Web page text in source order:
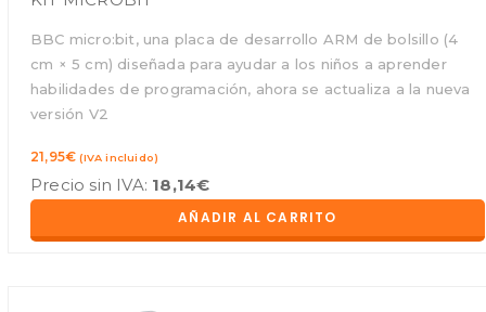
BBC micro:bit, una placa de desarrollo ARM de bolsillo (4
cm × 5 cm) diseñada para ayudar a los niños a aprender
habilidades de programación, ahora se actualiza a la nueva
versión V2
21,95€ (IVA incluido)
Precio sin IVA: 18,14€
AÑADIR AL CARRITO